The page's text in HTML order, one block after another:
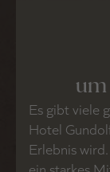
Es gibt viele
Hotel
Erlebnis